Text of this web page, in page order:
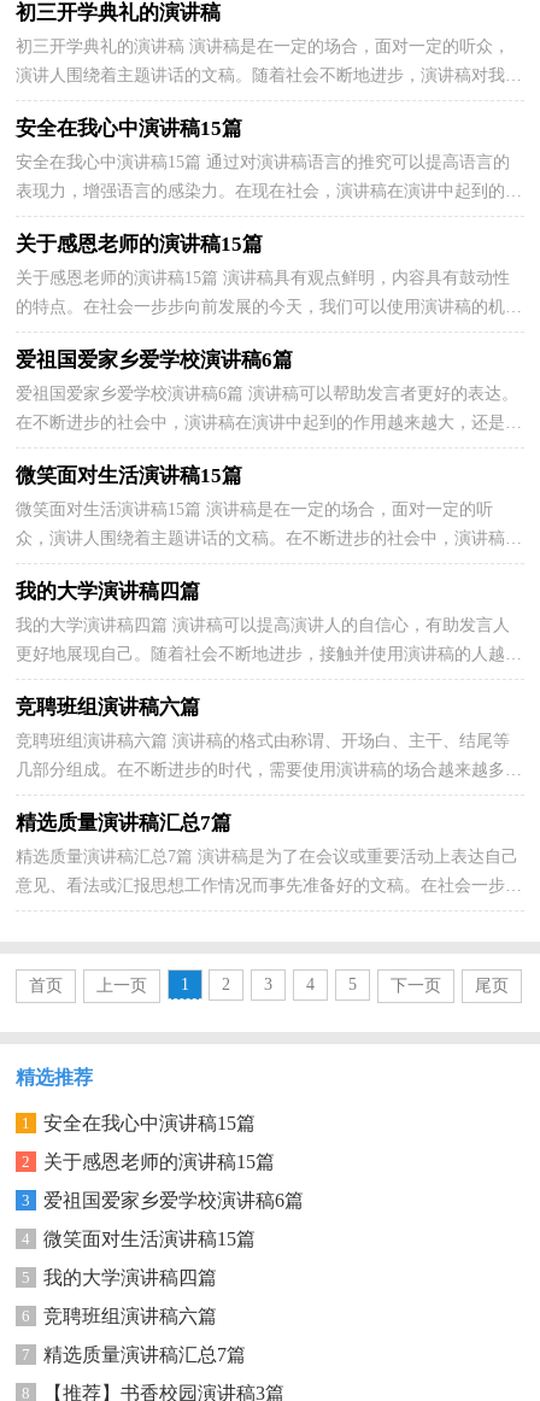
初三开学典礼的演讲稿
初三开学典礼的演讲稿 演讲稿是在一定的场合，面对一定的听众，
演讲人围绕着主题讲话的文稿。随着社会不断地进步，演讲稿对我们
的作用越来越大，来参考自己需要的演讲稿吧！下面是小...
安全在我心中演讲稿15篇
安全在我心中演讲稿15篇 通过对演讲稿语言的推究可以提高语言的
表现力，增强语言的感染力。在现在社会，演讲稿在演讲中起到的作
用越来越大，那要怎么写好演讲稿呢？下面是小编为大...
关于感恩老师的演讲稿15篇
关于感恩老师的演讲稿15篇 演讲稿具有观点鲜明，内容具有鼓动性
的特点。在社会一步步向前发展的今天，我们可以使用演讲稿的机会
越来越多，大家知道演讲稿的格式吗？以下是小编为大...
爱祖国爱家乡爱学校演讲稿6篇
爱祖国爱家乡爱学校演讲稿6篇 演讲稿可以帮助发言者更好的表达。
在不断进步的社会中，演讲稿在演讲中起到的作用越来越大，还是对
演讲稿一筹莫展吗？以下是小编帮大家整理的爱祖国...
微笑面对生活演讲稿15篇
微笑面对生活演讲稿15篇 演讲稿是在一定的场合，面对一定的听
众，演讲人围绕着主题讲话的文稿。在不断进步的社会中，演讲稿在
演讲中起到的作用越来越大，相信写演讲稿是一个让许多...
我的大学演讲稿四篇
我的大学演讲稿四篇 演讲稿可以提高演讲人的自信心，有助发言人
更好地展现自己。随着社会不断地进步，接触并使用演讲稿的人越来
越多，相信许多人会觉得演讲稿很难写吧，以下是小编...
竞聘班组演讲稿六篇
竞聘班组演讲稿六篇 演讲稿的格式由称谓、开场白、主干、结尾等
几部分组成。在不断进步的时代，需要使用演讲稿的场合越来越多，
那么，怎么去写演讲稿呢？以下是小编为大家收集的竞...
精选质量演讲稿汇总7篇
精选质量演讲稿汇总7篇 演讲稿是为了在会议或重要活动上表达自己
意见、看法或汇报思想工作情况而事先准备好的文稿。在社会一步步
向前发展的今天，越来越多人会去使用演讲稿，演...
首页 上一页 1 2 3 4 5 下一页 尾页
精选推荐
1 安全在我心中演讲稿15篇
2 关于感恩老师的演讲稿15篇
3 爱祖国爱家乡爱学校演讲稿6篇
4 微笑面对生活演讲稿15篇
5 我的大学演讲稿四篇
6 竞聘班组演讲稿六篇
7 精选质量演讲稿汇总7篇
8 【推荐】书香校园演讲稿3篇